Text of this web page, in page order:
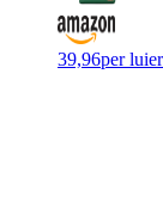
39,96per luier